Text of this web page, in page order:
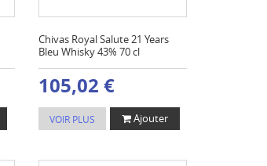
Chivas Royal Salute 21 Years
Bleu Whisky 43% 70 cl
105,02 €
VOIR PLUS Ajouter